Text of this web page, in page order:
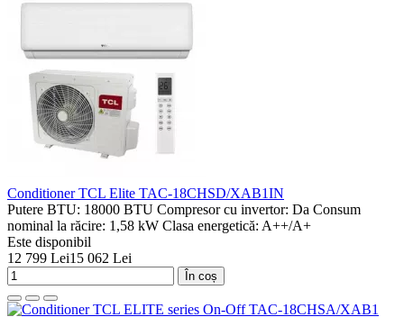
Conditioner TCL Elite TAC-18CHSD/XAB1IN
Putere BTU: 18000 BTU Compresor cu invertor: Da Consum
nominal la răcire: 1,58 kW Clasa energetică: A++/A+
Este disponibil
12 799 Lei15 062 Lei
În coș